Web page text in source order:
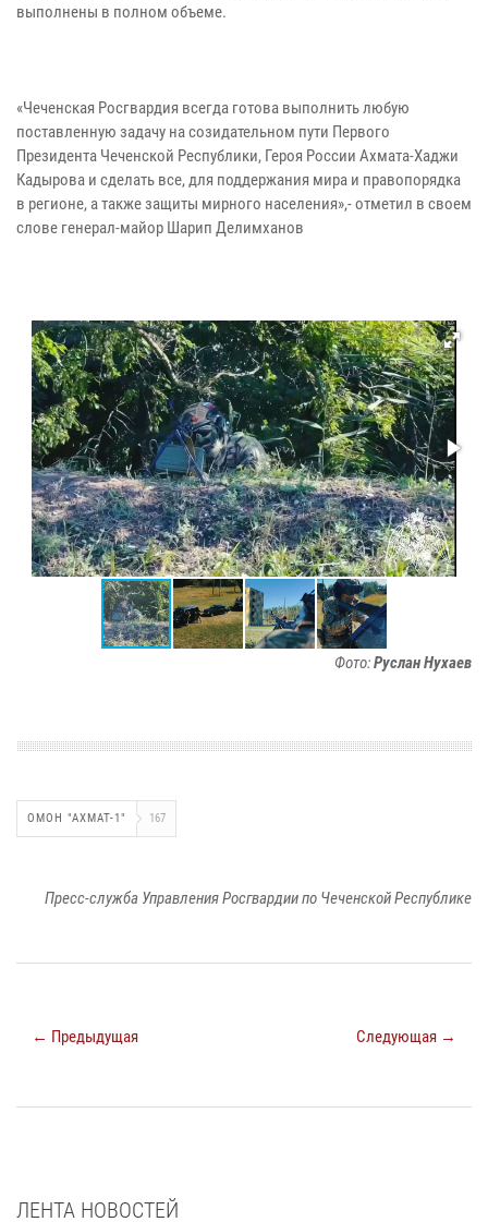
выполнены в полном объеме.
«Чеченская Росгвардия всегда готова выполнить любую
поставленную задачу на созидательном пути Первого
Президента Чеченской Республики, Героя России Ахмата-Хаджи
Кадырова и сделать все, для поддержания мира и правопорядка
в регионе, а также защиты мирного населения»,- отметил в своем
слове генерал-майор Шарип Делимханов
Фото:Руслан Нухаев
ОМОН "АХМАТ-1" 167
Пресс-служба Управления Росгвардии по Чеченской Республике
← Предыдущая Следующая →
ЛЕНТА НОВОСТЕЙ